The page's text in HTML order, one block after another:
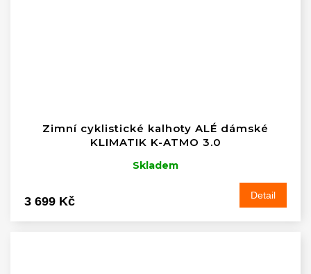
Zimní cyklistické kalhoty ALÉ dámské
KLIMATIK K-ATMO 3.0
Skladem
3 699 Kč Detail